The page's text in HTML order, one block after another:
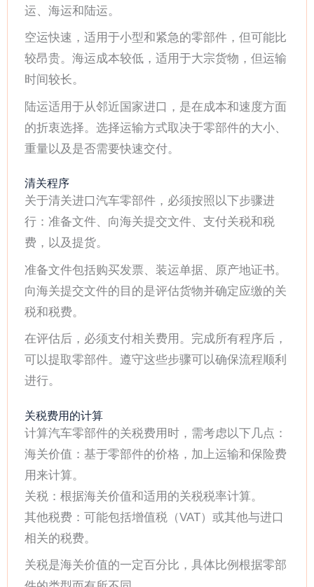
运、海运和陆运。
空运快速，适用于小型和紧急的零部件，但可能比
较昂贵。海运成本较低，适用于大宗货物，但运输
时间较长。
陆运适用于从邻近国家进口，是在成本和速度方面
的折衷选择。选择运输方式取决于零部件的大小、
重量以及是否需要快速交付。
清关程序
关于清关进口汽车零部件，必须按照以下步骤进
行：准备文件、向海关提交文件、支付关税和税
费，以及提货。
准备文件包括购买发票、装运单据、原产地证书。
向海关提交文件的目的是评估货物并确定应缴的关
税和税费。
在评估后，必须支付相关费用。完成所有程序后，
可以提取零部件。遵守这些步骤可以确保流程顺利
进行。
关税费用的计算
计算汽车零部件的关税费用时，需考虑以下几点：
海关价值：基于零部件的价格，加上运输和保险费
用来计算。
关税：根据海关价值和适用的关税税率计算。
其他税费：可能包括增值税（VAT）或其他与进口
相关的税费。
关税是海关价值的一定百分比，具体比例根据零部